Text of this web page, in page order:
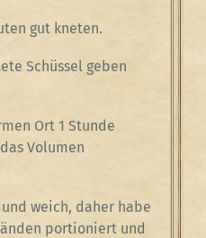
gut kneten.
Schüssel geben
Ort 1 Stunde
Volumen
weich, daher habe
portioniert und